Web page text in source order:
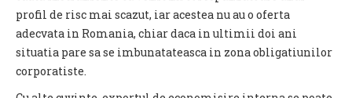
profil de risc mai scazut, iar acestea nu au o oferta
adecvata in Romania, chiar daca in ultimii doi ani
situatia pare sa se imbunatateasca in zona obligatiunilor
corporatiste.